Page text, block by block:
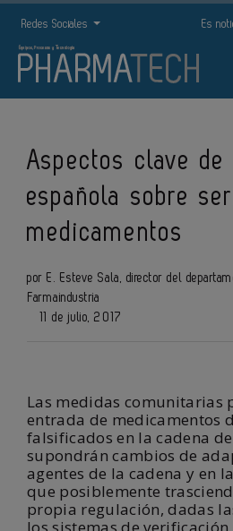
Redes Sociales Es
Aspectos clave de
española sobre
medicamentos
por E. Esteve Sala, director del
Farmaindustria
11 de julio, 2017
Las medidas comunitarias
entrada de medicamentos
falsificados en la cadena
supondrán cambios de
agentes de la cadena y en
que posiblemente
propia regulación, dadas